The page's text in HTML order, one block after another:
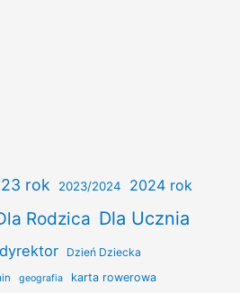
rok 2023/2024 2024 rok
Rodzica Dla Ucznia
dyrektor Dzień Dziecka
geografia karta rowerowa